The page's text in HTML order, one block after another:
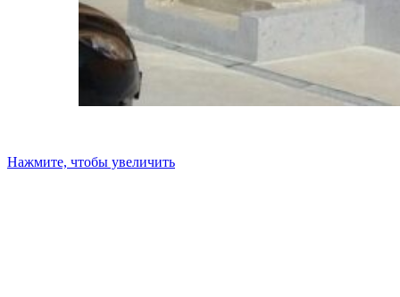
Нажмите, чтобы увеличить